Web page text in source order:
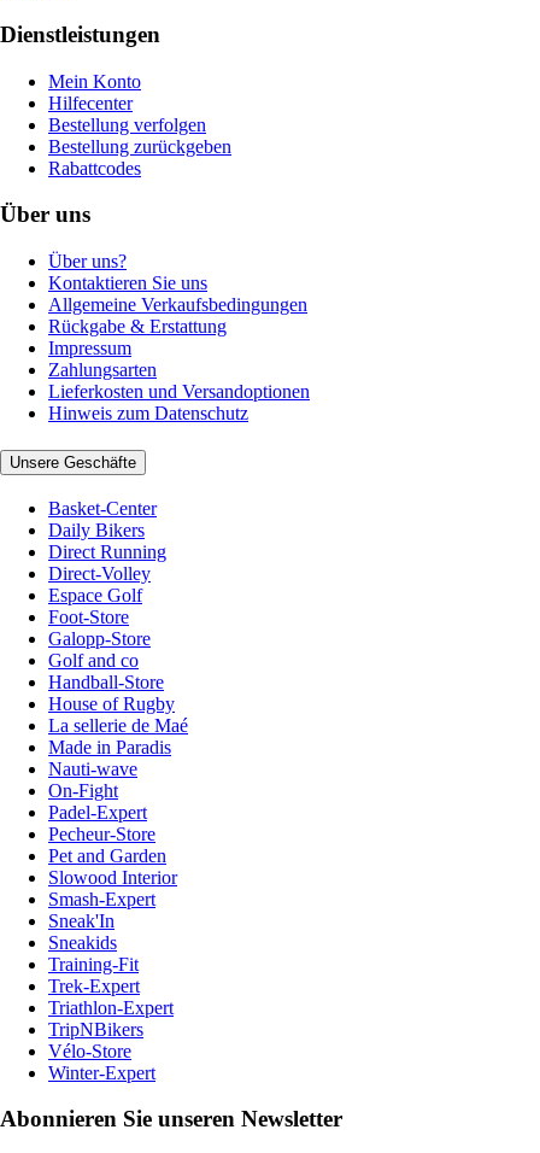
Dienstleistungen
Mein Konto
Hilfecenter
Bestellung verfolgen
Bestellung zurückgeben
Rabattcodes
Über uns
Über uns?
Kontaktieren Sie uns
Allgemeine Verkaufsbedingungen
Rückgabe & Erstattung
Impressum
Zahlungsarten
Lieferkosten und Versandoptionen
Hinweis zum Datenschutz
Unsere Geschäfte
Basket-Center
Daily Bikers
Direct Running
Direct-Volley
Espace Golf
Foot-Store
Galopp-Store
Golf and co
Handball-Store
House of Rugby
La sellerie de Maé
Made in Paradis
Nauti-wave
On-Fight
Padel-Expert
Pecheur-Store
Pet and Garden
Slowood Interior
Smash-Expert
Sneak'In
Sneakids
Training-Fit
Trek-Expert
Triathlon-Expert
TripNBikers
Vélo-Store
Winter-Expert
Abonnieren Sie unseren Newsletter